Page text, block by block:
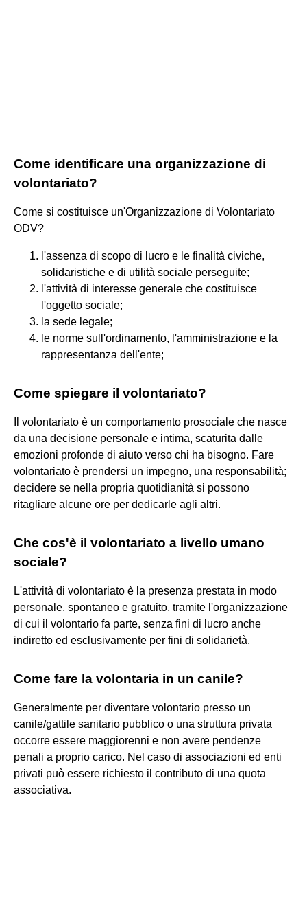
Come identificare una organizzazione di
volontariato?
Come si costituisce un'Organizzazione di Volontariato
ODV?
l'assenza di scopo di lucro e le finalità civiche,
solidaristiche e di utilità sociale perseguite;
l'attività di interesse generale che costituisce
l'oggetto sociale;
la sede legale;
le norme sull'ordinamento, l'amministrazione e la
rappresentanza dell'ente;
Come spiegare il volontariato?
Il volontariato è un comportamento prosociale che nasce
da una decisione personale e intima, scaturita dalle
emozioni profonde di aiuto verso chi ha bisogno. Fare
volontariato è prendersi un impegno, una responsabilità;
decidere se nella propria quotidianità si possono
ritagliare alcune ore per dedicarle agli altri.
Che cos'è il volontariato a livello umano
sociale?
L'attività di volontariato è la presenza prestata in modo
personale, spontaneo e gratuito, tramite l'organizzazione
di cui il volontario fa parte, senza fini di lucro anche
indiretto ed esclusivamente per fini di solidarietà.
Come fare la volontaria in un canile?
Generalmente per diventare volontario presso un
canile/gattile sanitario pubblico o una struttura privata
occorre essere maggiorenni e non avere pendenze
penali a proprio carico. Nel caso di associazioni ed enti
privati può essere richiesto il contributo di una quota
associativa.